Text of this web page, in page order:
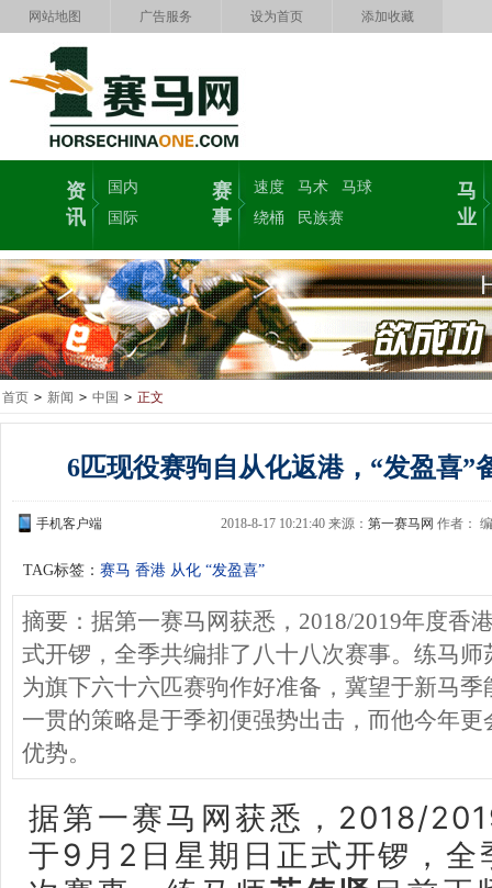
网站地图 广告服务 设为首页 添加收藏
资
讯
国内
国际
赛
事
速度 马术
马球
绕桶
民族赛
马
业
首页 > 新闻 > 中国 > 正文
6匹现役赛驹自从化返港，“发盈喜”
手机客户端 2018-8-17 10:21:40 来源： 第一赛马网 作者：
TAG标签： 赛马 香港 从化 “发盈喜”
摘要：据第一赛马网获悉，2018/2019年度香
式开锣，全季共编排了八十八次赛事。练马
为旗下六十六匹赛驹作好准备，冀望于新马
一贯的策略是于季初便强势出击，而他今年
优势。
据第一赛马网获悉， 2018/
于9月2日星期日正式开锣，全